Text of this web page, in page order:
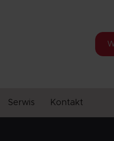
Serwis Kontakt